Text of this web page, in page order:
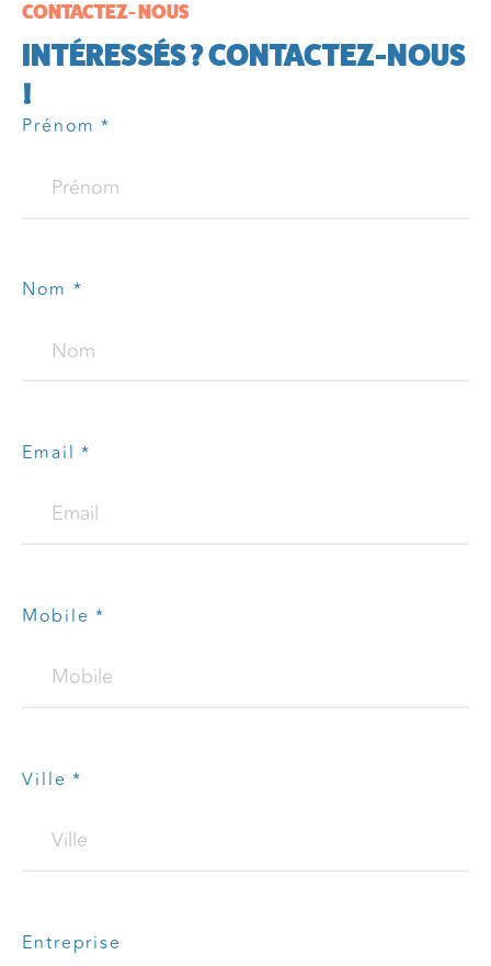
CONTACTEZ- NOUS
INTÉRESSÉS ? CONTACTEZ-NOUS
!
Prénom *
Nom *
Email *
Mobile *
Ville *
Entreprise